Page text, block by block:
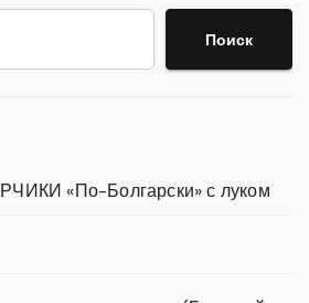
Поиск
«По-Болгарски» с луком